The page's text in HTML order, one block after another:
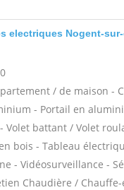
electriques Nogent-
/ de maison -
- Portail en
Volet battant / Volet
bois - Tableau
- Vidéosurveillance -
Chaudière /